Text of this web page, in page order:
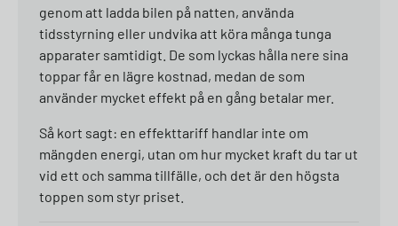
genom att ladda bilen på natten, använda
tidsstyrning eller undvika att köra många tunga
apparater samtidigt. De som lyckas hålla nere sina
toppar får en lägre kostnad, medan de som
använder mycket effekt på en gång betalar mer.
Så kort sagt: en effekttariff handlar inte om
mängden energi, utan om hur mycket kraft du tar ut
vid ett och samma tillfälle, och det är den högsta
toppen som styr priset.